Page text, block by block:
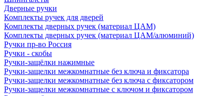
Дверные ручки
Комплекты ручек для дверей
Комплекты дверных ручек (материал ЦАМ)
Комплекты дверных ручек (материал ЦАМ/алюминий)
Ручки пр-во Россия
Ручки - скобы
Ручки-защёлки нажимные
Ручки-защелки межкомнатные без ключа и фиксатора
Ручки-защелки межкомнатные без ключа с фиксатором
Ручки-защелки межкомнатные с ключом и фиксатором